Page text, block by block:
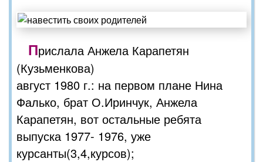
Прислала Анжела Карапетян
(Кузьменкова)
август 1980 г.: на первом плане Нина
Фалько, брат О.Иринчук, Анжела
Карапетян, вот остальные ребята
выпуска 1977- 1976, уже
курсанты(3,4,курсов);